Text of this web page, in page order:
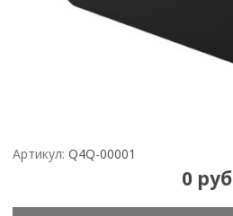
Артикул: Q4Q-00001
0 руб